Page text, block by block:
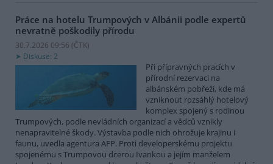
Práce na hotelu Trumpových v Albánii podle expertů
nevratně poškodily přírodu
30.7.2026 09:56 (ČTK)
Diskuse: 2
Při přípravných pracích v
přírodní rezervaci na
albánském pobřeží, kde má
vzniknout rozsáhlý hotelový
komplex spojený s rodinou
Trumpových, podle nevládních organizací a vědců vznikly
nenapravitelné škody. Výstavba podle nich ohrožuje krajinu i
faunu, uvedla agentura AFP. Proti developerskému projektu
spojenému s Trumpovou dcerou Ivankou a jejím manželem